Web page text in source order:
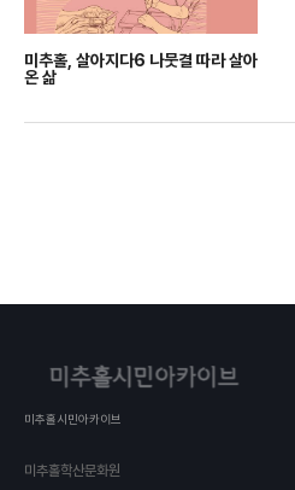
미추홀, 살아지다6 나뭇결 따라 살아
온 삶
미추홀시민아카이브
미추홀학산문화원